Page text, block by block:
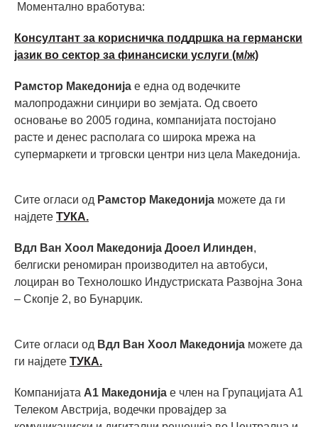
Моментално вработува:
Консултант за корисничка поддршка на германски
јазик во сектор за финансиски услуги (м/ж)
Рамстор Македонија е една од водечките
малопродажни синџири во земјата. Од своето
основање во 2005 година, компанијата постојано
расте и денес располага со широка мрежа на
супермаркети и трговски центри низ цела Македонија.
Сите огласи од Рамстор Македонија можете да ги
најдете ТУКА.
Вдл Ван Хоол Македонија Дооел Илинден,
белгиски реномиран производител на автобуси,
лоциран во Технолошко Индустриската Развојна Зона
– Скопје 2, во Бунарџик.
Сите огласи од Вдл Ван Хоол Македонија можете да
ги најдете ТУКА.
Компанијата А1 Македонија е член на Групацијата А1
Телеком Австрија, водечки провајдер за